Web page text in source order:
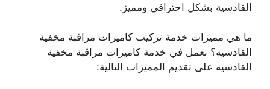
القادسية بشكل احترافي ومميز.
ما هي مميزات خدمة تركيب كاميرات مراقبة مخفية
القادسية؟ نعمل في خدمة كاميرات مراقبة مخفية
القادسية على تقديم المميزات التالية: